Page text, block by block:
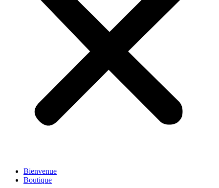
Bienvenue
Boutique